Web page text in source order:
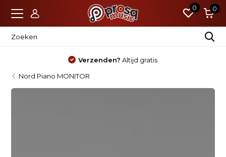
0 0
Verzenden? Altijd gratis
Nord Piano MONITOR